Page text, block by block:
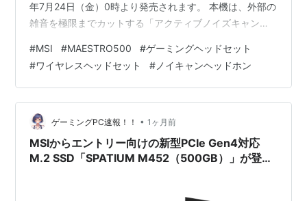
年7月24日（金）0時より発売されます。 本機は、外部の
雑音を極限までカットする「アクティブノイズキャンセ
「環境ノイズキャンセリング（ENC）」のハイブリッド
仕様。さらに、圧倒的なタフさを誇る最大90時間の超ロ
ングバッテリーを内蔵しています。 1万円を切るリーズナ
ブルな価格設定でありながら、ゲームからビジネスシー
ンのWeb会議までシームレスに活躍する、ハイコストパ
フォー…
#MSI #MAESTRO500 #ゲーミングヘッドセット
#ワイヤレスヘッドセット # ノイキャンヘッドホン
ゲーミングPC速報！！ • 1ヶ月前
MSIからエントリー向けの新型PCIe Gen4対応
M.2 SSD「SPATIUM M452（500GB）」が登